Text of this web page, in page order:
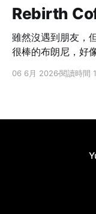
Rebirth
雖然沒遇到朋友，
很棒的布朗尼，好
06 6月 2026閱讀時間